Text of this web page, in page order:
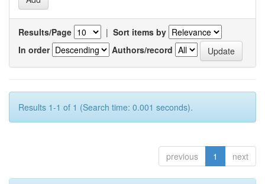
Results/Page | Sort items by
In order
Authors/record
Results 1-1 of 1 (Search time: 0.001 seconds).
previous 1 next